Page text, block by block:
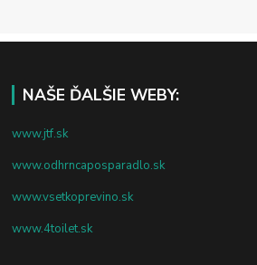
NAŠE ĎALŠIE WEBY:
www.jtf.sk
www.odhrncaposparadlo.sk
www.vsetkoprevino.sk
www.4toilet.sk